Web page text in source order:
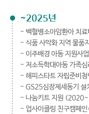
~2025년
- 백혈병소아암환아 치
- 식품 사막화 지역 물
- 이주배경 아동 지원사
- 저소득학대아동 가족
- 해피스타트 자립준비
- GS25심장제세동기
- 나눔키트 지원
- 업사이클링 친구캠페